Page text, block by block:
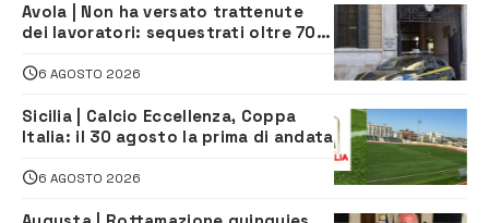
Avola | Non ha versato trattenute
dei lavoratori: sequestrati oltre 700
climatizzazione
6 AGOSTO 2026
Sicilia | Calcio Eccellenza, Coppa
Italia: il 30 agosto la prima di andata
6 AGOSTO 2026